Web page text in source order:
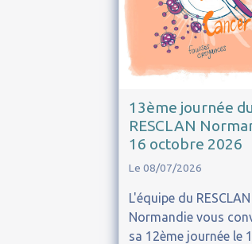
13ème journée du
RESCLAN
16 octobre 2026
Le 08/07/2026
L'équipe du RESCLAN
Normandie vous
sa 12ème journée le